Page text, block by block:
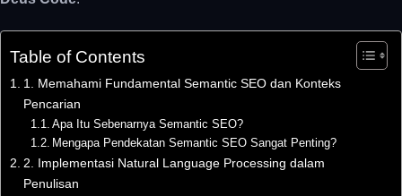
Table of Contents
1. Memahami Fundamental Semantic SEO dan Konteks
Pencarian
Apa Itu Sebenarnya Semantic SEO?
Mengapa Pendekatan Semantic SEO Sangat Penting?
2. Implementasi Natural Language Processing dalam
Penulisan